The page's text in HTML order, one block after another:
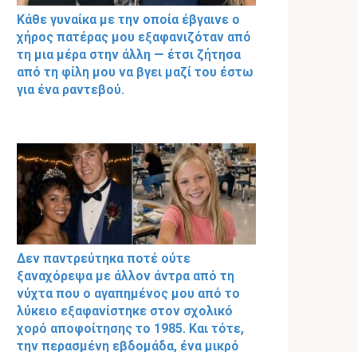
Κάθε γυναίκα με την οποία έβγαινε ο
χήρος πατέρας μου εξαφανιζόταν από
τη μια μέρα στην άλλη — έτσι ζήτησα
από τη φίλη μου να βγει μαζί του έστω
για ένα ραντεβού.
Δεν παντρεύτηκα ποτέ ούτε
ξαναχόρεψα με άλλον άντρα από τη
νύχτα που ο αγαπημένος μου από το
λύκειο εξαφανίστηκε στον σχολικό
χορό αποφοίτησης το 1985. Και τότε,
την περασμένη εβδομάδα, ένα μικρό